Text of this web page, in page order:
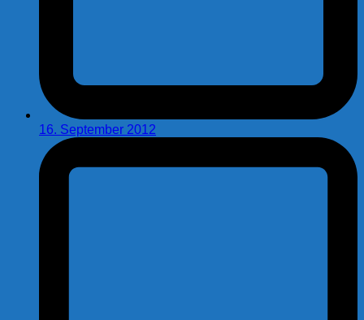
16. September 2012